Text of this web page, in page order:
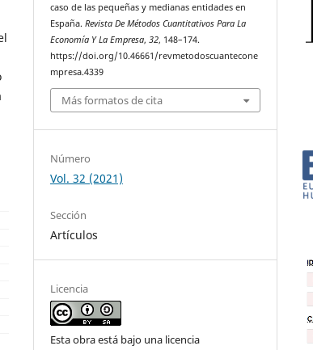
caso de las pequeñas y medianas entidades en
España.Revista De Métodos Cuantitativos Para La
Economía Y La Empresa,32, 148–174.
https://doi.org/10.46661/revmetodoscuantecone
mpresa.4339
Más formatos de cita
Número
Vol. 32 (2021)
Sección
Artículos
Licencia
Esta obra está bajo una licencia